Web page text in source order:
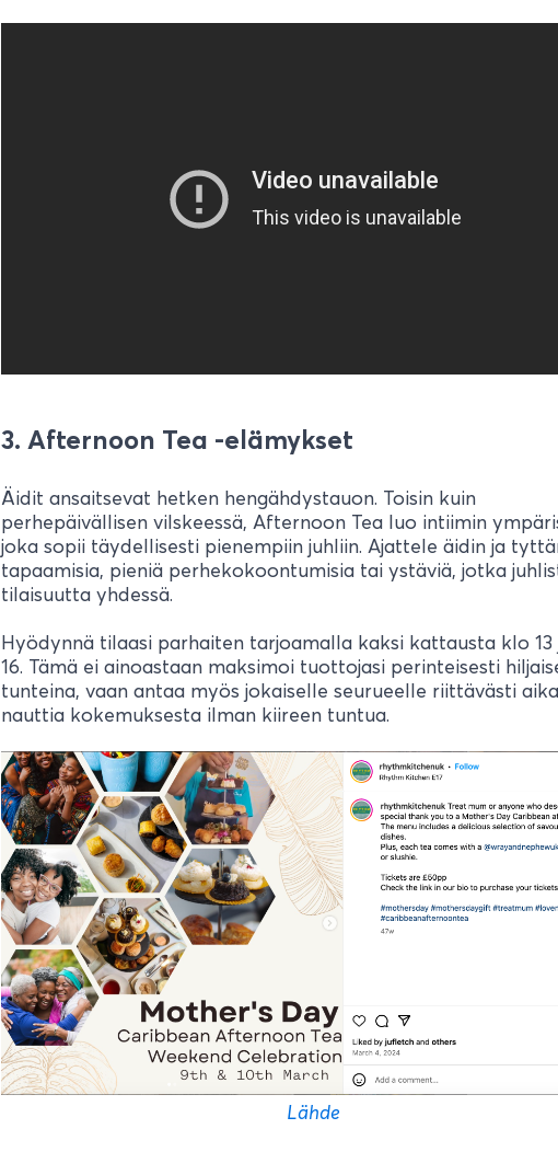
3. Afternoon Tea -elämykset
Äidit ansaitsevat hetken hengähdystauon. Toisin kuin
perhepäivällisen vilskeessä, Afternoon Tea luo intiimin
joka sopii täydellisesti pienempiin juhliin. Ajattele äidin ja
tapaamisia, pieniä perhekokoontumisia tai ystäviä, jotka
tilaisuutta yhdessä.
Hyödynnä tilaasi parhaiten tarjoamalla kaksi kattausta klo 13
16. Tämä ei ainoastaan maksimoi tuottojasi perinteisesti
tunteina, vaan antaa myös jokaiselle seurueelle riittävästi
nauttia kokemuksesta ilman kiireen tuntua.
Lähde